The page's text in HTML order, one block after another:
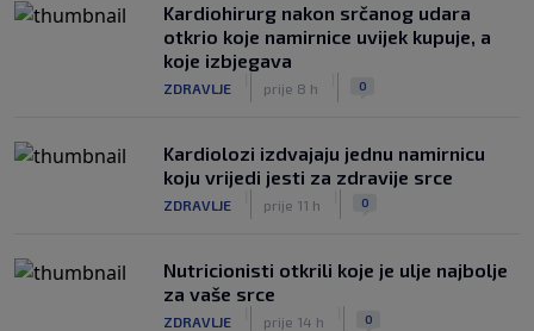
Kardiohirurg nakon srčanog udara
otkrio koje namirnice uvijek kupuje, a
koje izbjegava
ZDRAVLJE prije 8 h 0
Kardiolozi izdvajaju jednu namirnicu
koju vrijedi jesti za zdravije srce
ZDRAVLJE prije 11 h 0
Nutricionisti otkrili koje je ulje najbolje
za vaše srce
ZDRAVLJE prije 14 h 0